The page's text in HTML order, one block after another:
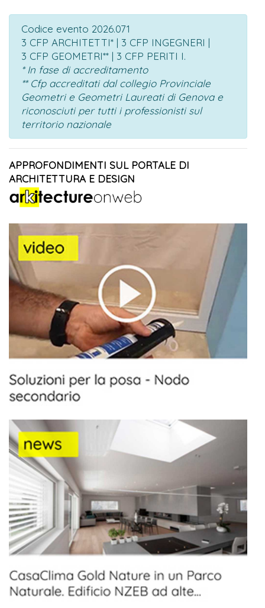
Codice evento 2026.071
3 CFP ARCHITETTI* | 3 CFP INGEGNERI |
3 CFP GEOMETRI** | 3 CFP PERITI I.
* In fase di accreditamento
** Cfp accreditati dal collegio Provinciale
Geometri e Geometri Laureati di Genova e
riconosciuti per tutti i professionisti sul
territorio nazionale
APPROFONDIMENTI SUL PORTALE DI
ARCHITETTURA E DESIGN